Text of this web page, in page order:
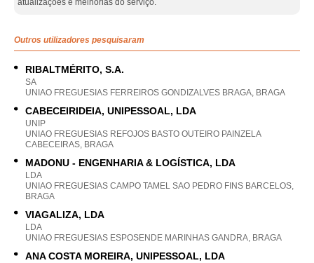
atualizações e melhorias do serviço.
Outros utilizadores pesquisaram
RIBALTMÉRITO, S.A.
SA
UNIAO FREGUESIAS FERREIROS GONDIZALVES BRAGA, BRAGA
CABECEIRIDEIA, UNIPESSOAL, LDA
UNIP
UNIAO FREGUESIAS REFOJOS BASTO OUTEIRO PAINZELA
CABECEIRAS, BRAGA
MADONU - ENGENHARIA & LOGÍSTICA, LDA
LDA
UNIAO FREGUESIAS CAMPO TAMEL SAO PEDRO FINS BARCELOS,
BRAGA
VIAGALIZA, LDA
LDA
UNIAO FREGUESIAS ESPOSENDE MARINHAS GANDRA, BRAGA
ANA COSTA MOREIRA, UNIPESSOAL, LDA